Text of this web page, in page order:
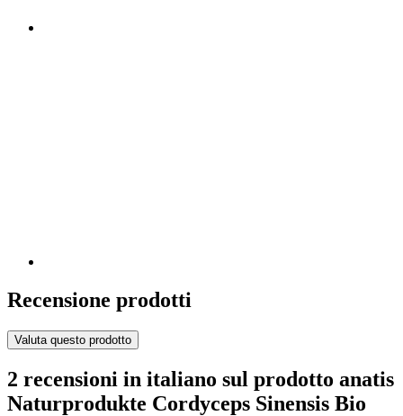
Recensione prodotti
Valuta questo prodotto
2 recensioni in italiano sul prodotto anatis
Naturprodukte Cordyceps Sinensis Bio